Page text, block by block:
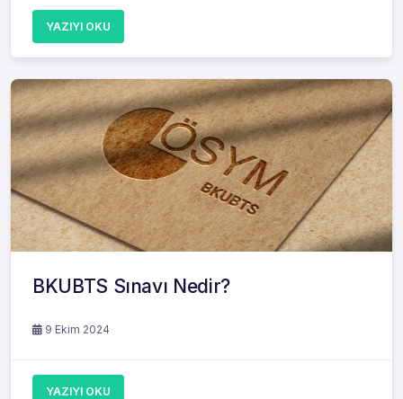
YAZIYI OKU
BKUBTS Sınavı Nedir?
9 Ekim 2024
YAZIYI OKU